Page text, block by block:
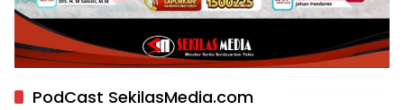
PodCast SekilasMedia.com